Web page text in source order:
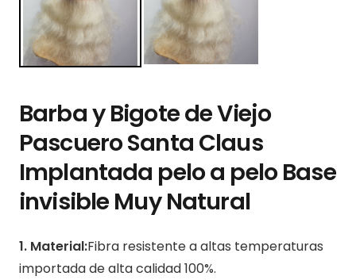
Barba y Bigote de Viejo
Pascuero Santa Claus
Implantada pelo a pelo Base
invisible Muy Natural
1. Material:Fibra resistente a altas temperaturas
importada de alta calidad 100%.